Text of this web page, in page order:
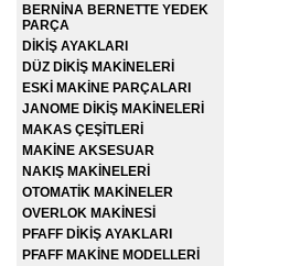
BERNİNA BERNETTE YEDEK
PARÇA
DİKİŞ AYAKLARI
DÜZ DİKİŞ MAKİNELERİ
ESKİ MAKİNE PARÇALARI
JANOME DİKİŞ MAKİNELERİ
MAKAS ÇEŞİTLERİ
MAKİNE AKSESUAR
NAKIŞ MAKİNELERİ
OTOMATİK MAKİNELER
OVERLOK MAKİNESİ
PFAFF DİKİŞ AYAKLARI
PFAFF MAKİNE MODELLERİ